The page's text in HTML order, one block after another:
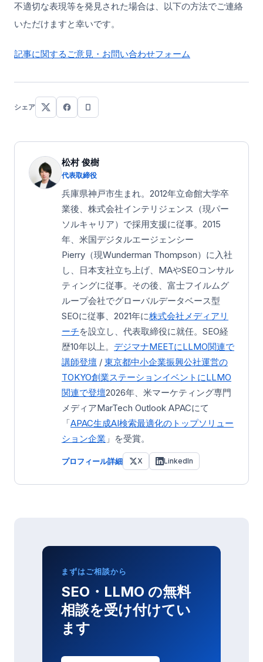
不適切な表現等を発見された場合は、以下の方法でご連絡
いただけますと幸いです。
記事に関するご意見・お問い合わせフォーム
シェア
松村 俊樹
代表取締役
兵庫県神戸市生まれ。2012年立命館大学卒
業後、株式会社インテリジェンス（現パー
ソルキャリア）で採用支援に従事。2015
年、米国デジタルエージェンシー
Pierry（現Wunderman Thompson）に入社
し、日本支社立ち上げ、MAやSEOコンサル
ティングに従事。その後、富士フイルムグ
ループ会社でグローバルデータベース型
SEOに従事、2021年に株式会社メディアリ
ーチを設立し、代表取締役に就任。SEO経
歴10年以上。 デジマナMEETにLLMO関連で
講師登壇 / 東京都中小企業振興公社運営の
TOKYO創業ステーションイベントにLLMO
関連で登壇2026年、米マーケティング専門
メディアMarTech Outlook APACにて
「APAC生成AI検索最適化のトップソリュー
ション企業 」を受賞。
プロフィール詳細 X LinkedIn
まずはご相談から
SEO・LLMO の無料
相談を受け付けてい
ます